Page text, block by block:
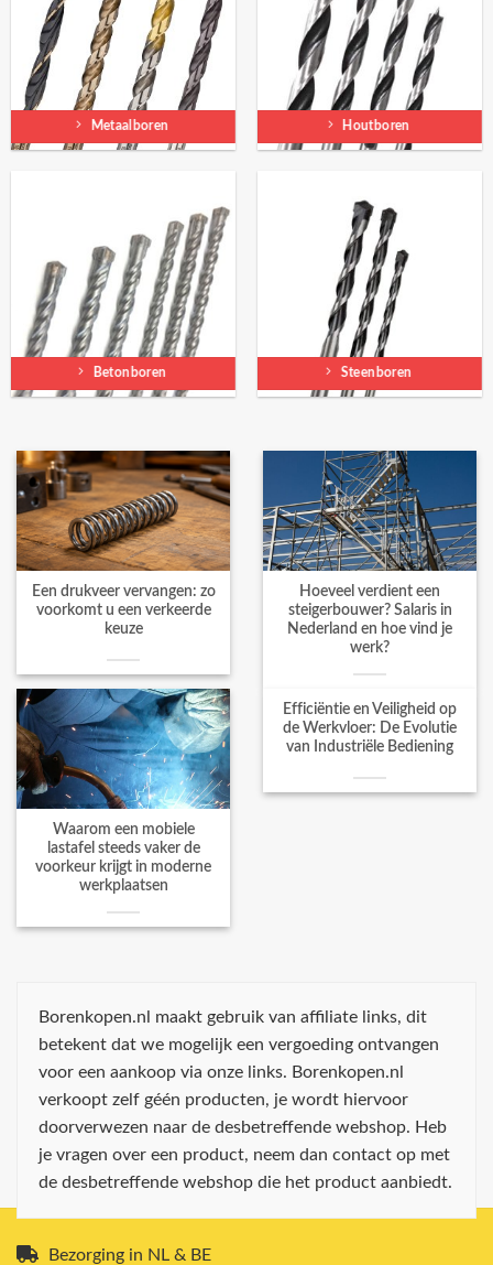
Metaalboren Houtboren
Betonboren Steenboren
Een drukveer vervangen: zo
voorkomt u een verkeerde
keuze
Hoeveel verdient een
steigerbouwer? Salaris in
Nederland en hoe vind je
werk?
Waarom een mobiele
lastafel steeds vaker de
voorkeur krijgt in moderne
werkplaatsen
Efficiëntie en Veiligheid op
de Werkvloer: De Evolutie
van Industriële Bediening
Borenkopen.nl maakt gebruik van affiliate links, dit
betekent dat we mogelijk een vergoeding ontvangen
voor een aankoop via onze links. Borenkopen.nl
verkoopt zelf géén producten, je wordt hiervoor
doorverwezen naar de desbetreffende webshop. Heb
je vragen over een product, neem dan contact op met
de desbetreffende webshop die het product aanbiedt.
Bezorging in NL & BE